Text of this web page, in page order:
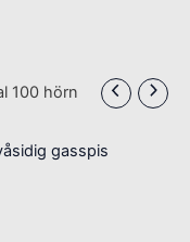
100 hörn
gasspis